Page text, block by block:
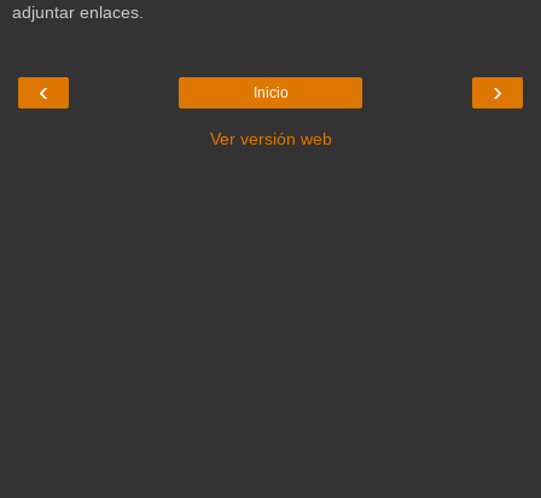
adjuntar enlaces.
‹ ›
Inicio
Ver versión web